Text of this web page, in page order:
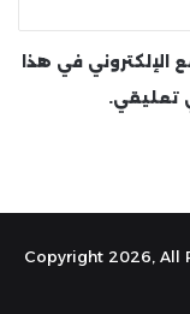
الإلكتروني في هذا
تعليقي.